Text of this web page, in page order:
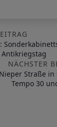
NÄCHSTER
Straße in
Tempo 30